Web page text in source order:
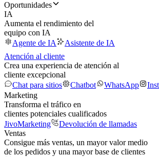
Oportunidades
IA
Aumenta el rendimiento del
equipo con IA
Agente de IA
Asistente de IA
Atención al cliente
Crea una experiencia de atención al
cliente excepcional
Chat para sitios
Chatbot WhatsApp
Marketing
Transforma el tráfico en
clientes potenciales cualificados
JivoMarketing
Devolución de llamadas
Ventas
Consigue más ventas, un mayor valor medio
de los pedidos y una mayor base de clientes